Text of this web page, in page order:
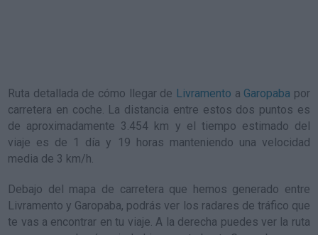
Ruta detallada de cómo llegar de Livramento a Garopaba por
carretera en coche. La distancia entre estos dos puntos es
de aproximadamente 3.454 km y el tiempo estimado del
viaje es de 1 día y 19 horas manteniendo una velocidad
media de 3 km/h.
Debajo del mapa de carretera que hemos generado entre
Livramento y Garopaba, podrás ver los radares de tráfico que
te vas a encontrar en tu viaje. A la derecha puedes ver la ruta